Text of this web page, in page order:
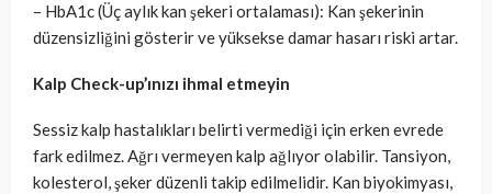
– HbA1c (Üç aylık kan şekeri ortalaması): Kan şekerinin
düzensizliğini gösterir ve yüksekse damar hasarı riski artar.
Kalp Check-up’ınızı ihmal etmeyin
Sessiz kalp hastalıkları belirti vermediği için erken evrede
fark edilmez. Ağrı vermeyen kalp ağlıyor olabilir. Tansiyon,
kolesterol, şeker düzenli takip edilmelidir. Kan biyokimyası,